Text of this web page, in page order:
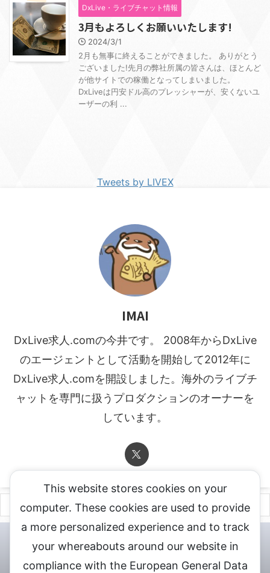
DxLive・ライブチャット情報
3月もよろしくお願いいたします!
2024/3/1
2月も無事に終えることができました。 ありがとう
ございました!先月の弊社所属の皆さんは、ほとんど
が他サイトでの稼働となってしまいました。
DxLiveは円安ドル高のプレッシャーが、安くないユ
ーザーの利 ...
Tweets by LIVEX
IMAI
DxLive求人.comの今井です。 2008年からDxLive
のエージェントとして活動を開始して2012年に
DxLive求人.comを開設しました。海外のライブチ
ャットを専門に扱うプロダクションのオーナーを
しています。
チャットレディ登録申込 DXLIVE求人.comへお問合せ
DXLIVE 退
会・解約・移籍の申請
式サイト
This website stores cookies on your
computer. These cookies are used to provide
a more personalized experience and to track
your whereabouts around our website in
compliance with the European General Data